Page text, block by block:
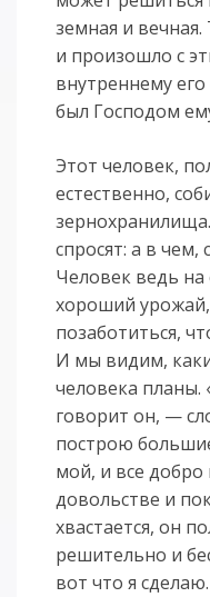
земная и
и произошло с
внутреннему
был Господом
Этот человек,
естественно,
спросят: а в чем,
Человек ведь
хороший
позаботиться,
И мы видим,
человека
говорит он, —
построю
мой, и все
довольстве и
хвастается, он
решительно и
вот что я